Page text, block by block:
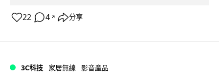
22 4 ↗ 分享
3C科技 家居無線 影音產品